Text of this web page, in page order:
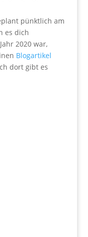
pünktlich am
es dich
2020 war,
Blogartikel
dort gibt es